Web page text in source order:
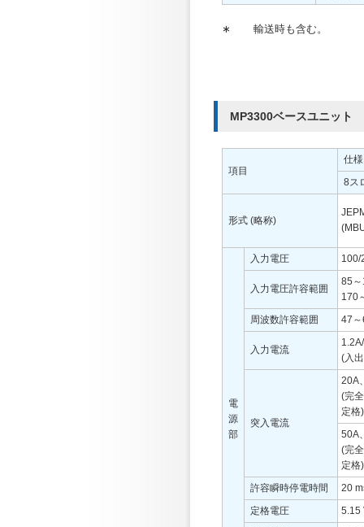
∗ 輸送時も含む。
MP3300ベースユニット
項目
仕様
8ス
形式 (略称)
電
源
部
入力電圧 100/
入力電圧許容範囲
85
170
周波数許容範囲
47
入力電流
(入
突入電流
20A
(完
定格)
50A
(完
定格)
許容瞬時停電時間
20
定格電圧
5.15